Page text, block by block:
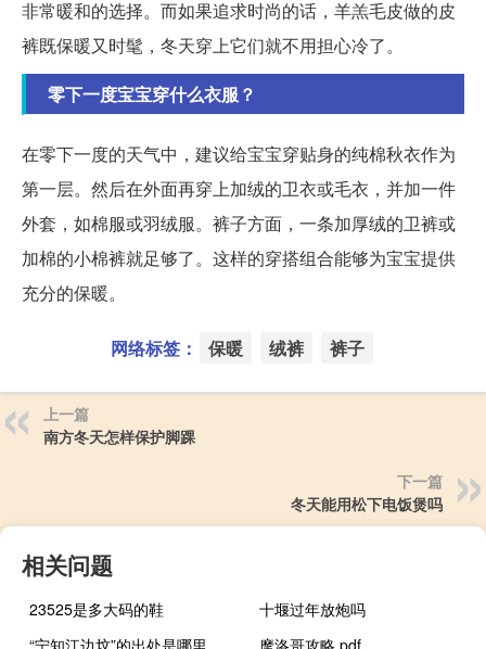
非常暖和的选择。而如果追求时尚的话，羊羔毛皮做的皮
裤既保暖又时髦，冬天穿上它们就不用担心冷了。
零下一度宝宝穿什么衣服？
在零下一度的天气中，建议给宝宝穿贴身的纯棉秋衣作为
第一层。然后在外面再穿上加绒的卫衣或毛衣，并加一件
外套，如棉服或羽绒服。裤子方面，一条加厚绒的卫裤或
加棉的小棉裤就足够了。这样的穿搭组合能够为宝宝提供
充分的保暖。
网络标签： 保暖 绒裤 裤子
上一篇
南方冬天怎样保护脚踝
下一篇
冬天能用松下电饭煲吗
相关问题
23525是多大码的鞋
十堰过年放炮吗
“宁知江边坟”的出处是哪里
摩洛哥攻略 pdf